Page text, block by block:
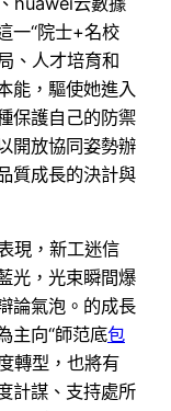
一“院士+名校
、人才培育和
能，驅使她進入
保護自己的防禦
開放協同姿勢辦
質成長的決計與
現，新工迷信
光，光束瞬間爆
論氣泡。的成長
主向“師范底包
轉型，也將有
計謀、支持處所